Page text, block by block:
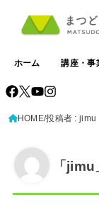
ホーム 講座・事
HOME 投稿者 : jimu
「